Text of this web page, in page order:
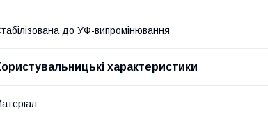
до УФ-випромінювання
характеристики